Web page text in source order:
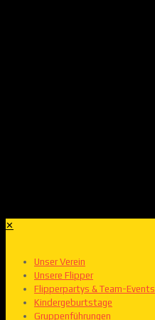
✕
Unser Verein
Unsere Flipper
Flipperpartys & Team-Events
Kindergeburtstage
Gruppenführungen